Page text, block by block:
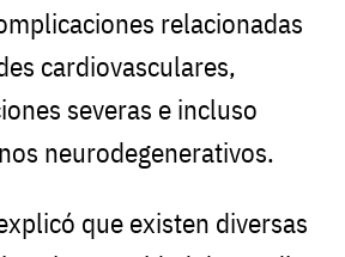
relacionadas
cardiovasculares,
severas e incluso
neurodegenerativos.
que existen diversas